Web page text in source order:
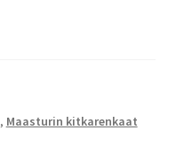
, Maasturin kitkarenkaat